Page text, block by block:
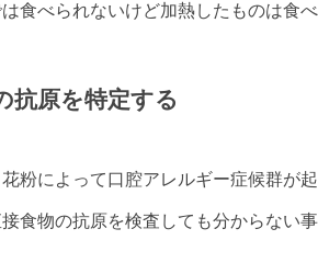
食べられないけど加熱したものは食
抗原を特定する
粉によって口腔アレルギー症候群が
食物の抗原を検査しても分からない